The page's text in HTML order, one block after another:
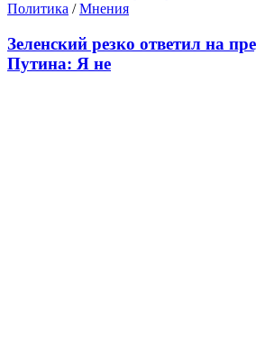
Политика /Мнения
Зеленский резко ответил на
Путина: Я не